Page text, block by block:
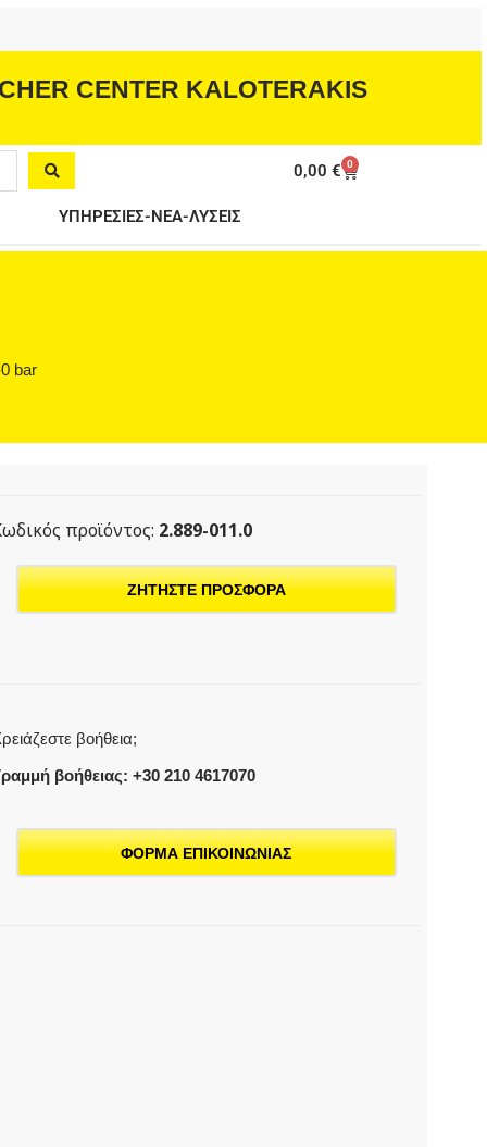
CENTER KALOTERAKIS
0,00€ 0
Cart
ΥΠΗΡΕΣΙΕΣ-ΝΕΑ-ΛΥΣΕΙΣ
bar
προϊόντος: 2.889-011.0
ΖΗΤΗΣΤΕ ΠΡΟΣΦΟΡΑ
βοήθεια;
βοήθειας: +30 210 4617070
ΦΟΡΜΑ ΕΠΙΚΟΙΝΩΝΙΑΣ